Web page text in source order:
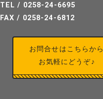
TEL / 0258-24-6695
FAX / 0258-24-6812
お問合せはこちらから
お気軽にどうぞ♪